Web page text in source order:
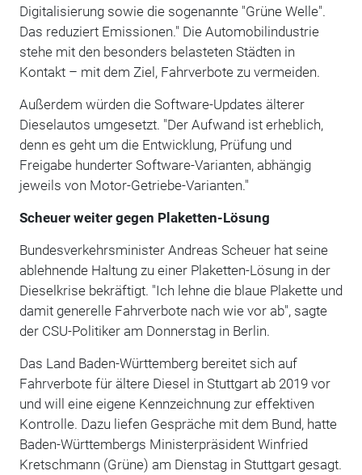
Digitalisierung sowie die sogenannte "Grüne Welle".
Das reduziert Emissionen." Die Automobilindustrie
stehe mit den besonders belasteten Städten in
Kontakt – mit dem Ziel, Fahrverbote zu vermeiden.
Außerdem würden die Software-Updates älterer
Dieselautos umgesetzt. "Der Aufwand ist erheblich,
denn es geht um die Entwicklung, Prüfung und
Freigabe hunderter Software-Varianten, abhängig
jeweils von Motor-Getriebe-Varianten."
Scheuer weiter gegen Plaketten-Lösung
Bundesverkehrsminister Andreas Scheuer hat seine
ablehnende Haltung zu einer Plaketten-Lösung in der
Dieselkrise bekräftigt. "Ich lehne die blaue Plakette und
damit generelle Fahrverbote nach wie vor ab", sagte
der CSU-Politiker am Donnerstag in Berlin.
Das Land Baden-Württemberg bereitet sich auf
Fahrverbote für ältere Diesel in Stuttgart ab 2019 vor
und will eine eigene Kennzeichnung zur effektiven
Kontrolle. Dazu liefen Gespräche mit dem Bund, hatte
Baden-Württembergs Ministerpräsident Winfried
Kretschmann (Grüne) am Dienstag in Stuttgart gesagt.